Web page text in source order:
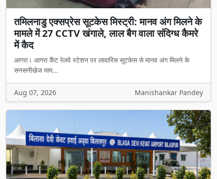
तमिलनाडु एक्सप्रेस सूटकेस मिस्ट्री: मानव अंग मिलने के
मामले में 27 CCTV खंगाले, लाल बैग वाला संदिग्ध कैमरे
में कैद
आगरा। आगरा कैंट रेलवे स्टेशन पर लावारिस सूटकेस से मानव अंग मिलने के
सनसनीखेज माम...
Aug 07, 2026 Manishankar Pandey